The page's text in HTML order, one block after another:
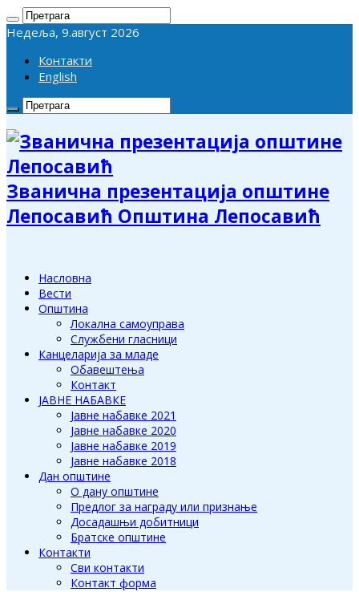
Недеља, 9.август 2026
Контакти
English
Званична презентација општине
Лепосавић Општина Лепосавић
Насловна
Вести
Општина
Локална самоуправа
Службени гласници
Канцеларија за младе
Обавештења
Контакт
ЈАВНЕ НАБАВКЕ
Јавне набавке 2021
Јавне набавке 2020
Јавне набавке 2019
Јавне набавке 2018
Дан општине
О дану општине
Предлог за награду или признање
Досадашњи добитници
Братске општине
Контакти
Сви контакти
Контакт форма